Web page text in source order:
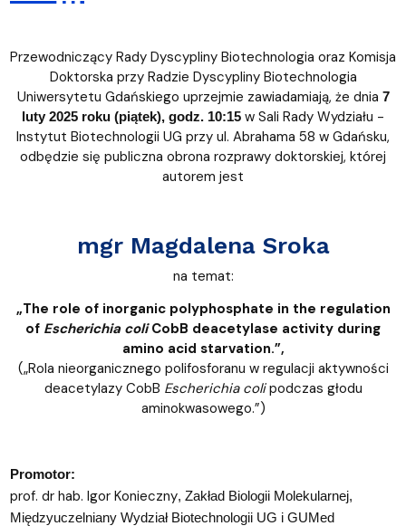
Przewodniczący Rady Dyscypliny Biotechnologia oraz Komisja
Doktorska przy Radzie Dyscypliny Biotechnologia
Uniwersytetu Gdańskiego uprzejmie zawiadamiają, że dnia 7
luty 2025 roku (piątek), godz. 10:15 w Sali Rady Wydziału -
Instytut Biotechnologii UG przy ul. Abrahama 58 w Gdańsku,
odbędzie się publiczna obrona rozprawy doktorskiej, której
autorem jest
mgr Magdalena Sroka
na temat:
„The role of inorganic polyphosphate in the regulation
of Escherichia coliCobB deacetylase activity during
amino acid starvation.”,
(„Rola nieorganicznego polifosforanu w regulacji aktywności
deacetylazy CobB Escherichia colipodczas głodu
aminokwasowego.”)
Promotor:
prof. dr hab. Igor Konieczny, Zakład Biologii Molekularnej,
Międzyuczelniany Wydział Biotechnologii UG i GUMed